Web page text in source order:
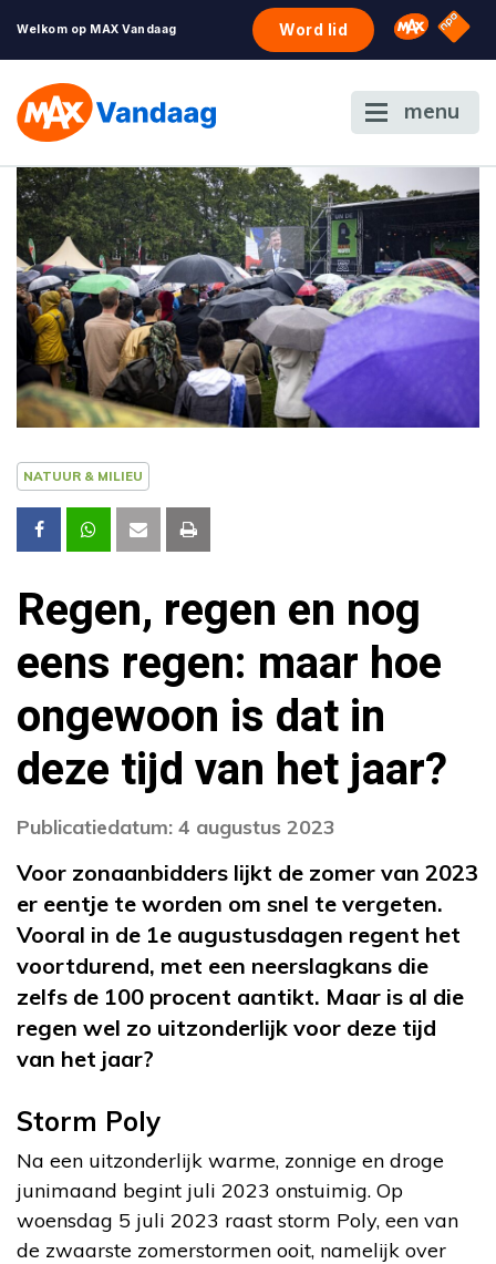
Welkom op MAX Vandaag Word lid Omroep
NPO
menu
NATUUR & MILIEU
Regen, regen en nog
eens regen: maar hoe
ongewoon is dat in
deze tijd van het jaar?
Publicatiedatum: 4 augustus 2023
Voor zonaanbidders lijkt de zomer van 2023
er eentje te worden om snel te vergeten.
Vooral in de 1e augustusdagen regent het
voortdurend, met een neerslagkans die
zelfs de 100 procent aantikt. Maar is al die
regen wel zo uitzonderlijk voor deze tijd
van het jaar?
Storm Poly
Na een uitzonderlijk warme, zonnige en droge
junimaand begint juli 2023 onstuimig. Op
woensdag 5 juli 2023 raast storm Poly, een van
de zwaarste zomerstormen ooit, namelijk over